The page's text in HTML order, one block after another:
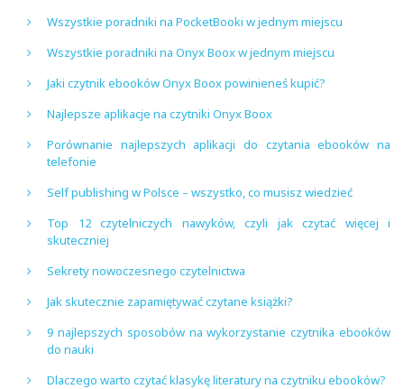
Wszystkie poradniki na PocketBooki w jednym miejscu
Wszystkie poradniki na Onyx Boox w jednym miejscu
Jaki czytnik ebooków Onyx Boox powinieneś kupić?
Najlepsze aplikacje na czytniki Onyx Boox
Porównanie najlepszych aplikacji do czytania ebooków na
telefonie
Self publishing w Polsce – wszystko, co musisz wiedzieć
Top 12 czytelniczych nawyków, czyli jak czytać więcej i
skuteczniej
Sekrety nowoczesnego czytelnictwa
Jak skutecznie zapamiętywać czytane książki?
9 najlepszych sposobów na wykorzystanie czytnika ebooków
do nauki
Dlaczego warto czytać klasykę literatury na czytniku ebooków?